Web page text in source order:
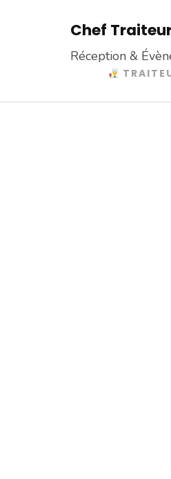
Chef
Réception &